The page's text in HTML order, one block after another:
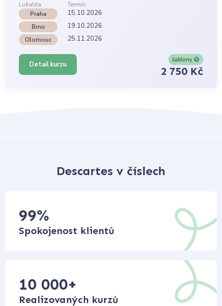
Lokalita:
Termín:
Praha
15.10.2026
Brno 19.10.2026
Olomouc 25.11.2026
Detail kurzu
šablony
2 750 Kč
Descartes v číslech
99%
Spokojenost klientů
10 000+
Realizovaných kurzů